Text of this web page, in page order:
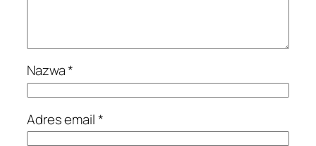
Nazwa*
Adres email*